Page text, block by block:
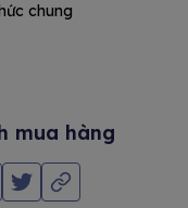
chung
mua hàng